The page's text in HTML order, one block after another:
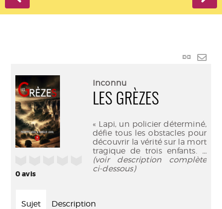
Lien
0avis
Inconnu
LES GRÈZES
« Lapi, un policier déterminé,
défie tous les obstacles pour
découvrir la vérité sur la mort
tragique de trois enfants. ...
(voir description complète
ci-dessous)
Sujet Description